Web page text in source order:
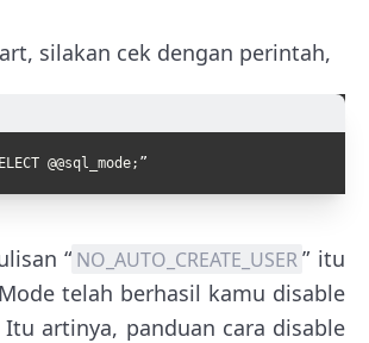
silakan cek dengan perintah,
@@sql_mode; ”
“ NO_AUTO_CREATE_USER” itu
telah berhasil kamu disable
artinya, panduan cara disable